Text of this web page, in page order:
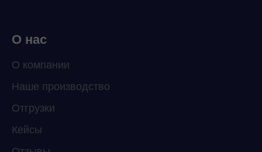
О нас
О компании
Наше производство
Отгрузки
Кейсы